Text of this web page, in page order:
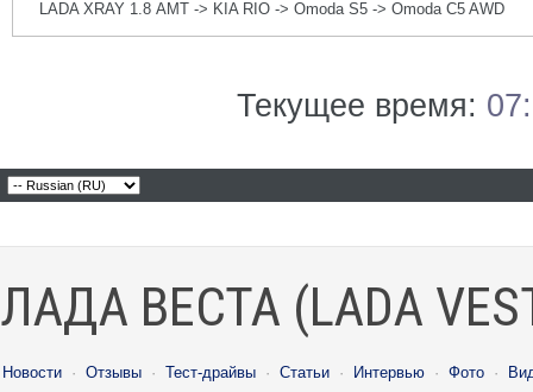
LADA XRAY 1.8 АМТ -> KIA RIO -> Omoda S5 -> Omoda C5 AWD
Текущее время:
ЛАДА ВЕСТА (LADA
Новости · Отзывы · Тест-драйвы · Статьи · Интервью · Фото ·